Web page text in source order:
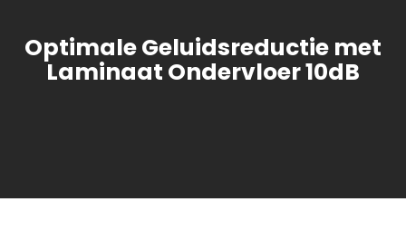
Optimale Geluidsreductie met
Laminaat Ondervloer 10dB